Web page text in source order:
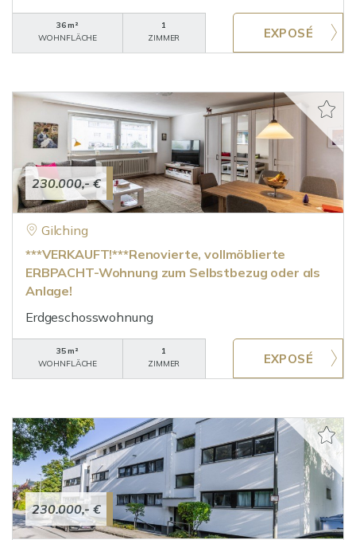
36 m²
WOHNFLÄCHE
1
ZIMMER
230.000,- €
Gilching
***VERKAUFT!***Renovierte, vollmöblierte
ERBPACHT-Wohnung zum Selbstbezug oder als
Anlage!
Erdgeschosswohnung
35 m²
WOHNFLÄCHE
1
ZIMMER
230.000,- €